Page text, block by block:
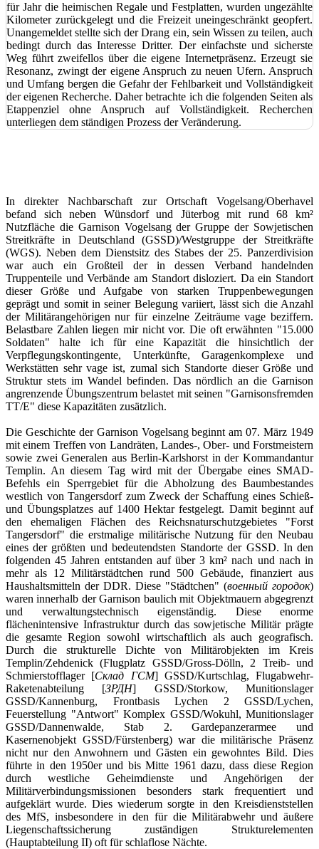
für Jahr die heimischen Regale und Festplatten, wurden ungezählte
Kilometer zurückgelegt und die Freizeit uneingeschränkt geopfert.
Unangemeldet stellte sich der Drang ein, sein Wissen zu teilen, auch
bedingt durch das Interesse Dritter. Der einfachste und sicherste
Weg führt zweifellos über die eigene Internetpräsenz. Erzeugt sie
Resonanz, zwingt der eigene Anspruch zu neuen Ufern. Anspruch
und Umfang bergen die Gefahr der Fehlbarkeit und Vollständigkeit
der eigenen Recherche. Daher betrachte ich die folgenden Seiten als
Etappenziel ohne Anspruch auf Vollständigkeit. Recherchen
unterliegen dem ständigen Prozess der Veränderung.
In direkter Nachbarschaft zur Ortschaft Vogelsang/Oberhavel
befand sich neben Wünsdorf und Jüterbog mit rund 68 km²
Nutzfläche die Garnison Vogelsang der Gruppe der Sowjetischen
Streitkräfte in Deutschland (GSSD)/Westgruppe der Streitkräfte
(WGS). Neben dem Dienstsitz des Stabes der 25. Panzerdivision
war auch ein Großteil der in dessen Verband handelnden
Truppenteile und Verbände am Standort disloziert. Da ein Standort
dieser Größe und Aufgabe von starken Truppenbewegungen
geprägt und somit in seiner Belegung variiert, lässt sich die Anzahl
der Militärangehörigen nur für einzelne Zeiträume vage beziffern.
Belastbare Zahlen liegen mir nicht vor. Die oft erwähnten "15.000
Soldaten" halte ich für eine Kapazität die hinsichtlich der
Verpflegungskontingente, Unterkünfte, Garagenkomplexe und
Werkstätten sehr vage ist, zumal sich Standorte dieser Größe und
Struktur stets im Wandel befinden. Das nördlich an die Garnison
angrenzende Übungszentrum belastet mit seinen "Garnisonsfremden
TT/E" diese Kapazitäten zusätzlich.
Die Geschichte der Garnison Vogelsang beginnt am 07. März 1949
mit einem Treffen von Landräten, Landes-, Ober- und Forstmeistern
sowie zwei Generalen aus Berlin-Karlshorst in der Kommandantur
Templin. An diesem Tag wird mit der Übergabe eines SMAD-
Befehls ein Sperrgebiet für die Abholzung des Baumbestandes
westlich von Tangersdorf zum Zweck der Schaffung eines Schieß-
und Übungsplatzes auf 1400 Hektar festgelegt. Damit beginnt auf
den ehemaligen Flächen des Reichsnaturschutzgebietes "Forst
Tangersdorf" die erstmalige militärische Nutzung für den Neubau
eines der größten und bedeutendsten Standorte der GSSD. In den
folgenden 45 Jahren entstanden auf über 3 km² nach und nach in
mehr als 12 Militärstädtchen rund 500 Gebäude, finanziert aus
Haushaltsmitteln der DDR. Diese "Städtchen" (военный городок)
waren innerhalb der Garnison baulich mit Objektmauern abgegrenzt
und verwaltungstechnisch eigenständig. Diese enorme
flächenintensive Infrastruktur durch das sowjetische Militär prägte
die gesamte Region sowohl wirtschaftlich als auch geografisch.
Durch die strukturelle Dichte von Militärobjekten im Kreis
Templin/Zehdenick (Flugplatz GSSD/Gross-Dölln, 2 Treib- und
Schmierstofflager [Склад ГСМ] GSSD/Kurtschlag, Flugabwehr-
Raketenabteilung [ЗРДН] GSSD/Storkow, Munitionslager
GSSD/Kannenburg, Frontbasis Lychen 2 GSSD/Lychen,
Feuerstellung "Antwort" Komplex GSSD/Wokuhl, Munitionslager
GSSD/Dannenwalde, Stab 2. Gardepanzerarmee und
Kasernenobjekt GSSD/Fürstenberg) war die militärische Präsenz
nicht nur den Anwohnern und Gästen ein gewohntes Bild. Dies
führte in den 1950er und bis Mitte 1961 dazu, dass diese Region
durch westliche Geheimdienste und Angehörigen der
Militärverbindungsmissionen besonders stark frequentiert und
aufgeklärt wurde. Dies wiederum sorgte in den Kreisdienststellen
des MfS, insbesondere in den für die Militärabwehr und äußere
Liegenschaftssicherung zuständigen Strukturelementen
(Hauptabteilung II) oft für schlaflose Nächte.